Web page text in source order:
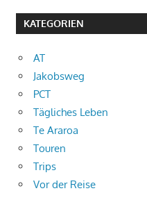
KATEGORIEN
AT
Jakobsweg
PCT
Tägliches Leben
Te Araroa
Touren
Trips
Vor der Reise